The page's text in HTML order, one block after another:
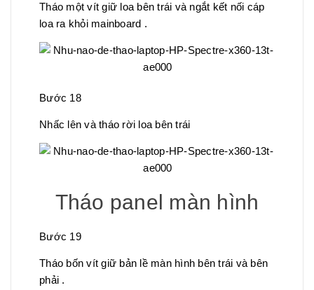
Tháo một vít giữ loa bên trái và ngắt kết nối cáp
loa ra khỏi mainboard .
Bước 18
Nhấc lên và tháo rời loa bên trái
Tháo panel màn hình
Bước 19
Tháo bốn vít giữ bản lề màn hình bên trái và bên
phải .